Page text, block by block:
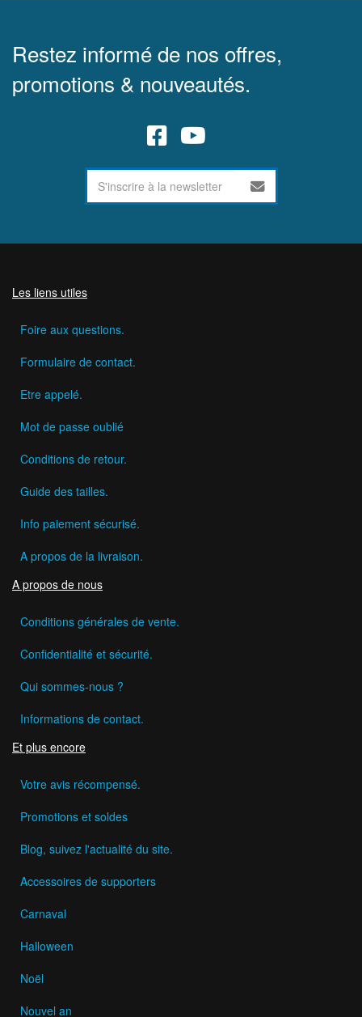
Restez informé de nos offres,
promotions & nouveautés.
Les liens utiles
Foire aux questions.
Formulaire de contact.
Etre appelé.
Mot de passe oublié
Conditions de retour.
Guide des tailles.
Info paiement sécurisé.
A propos de la livraison.
A propos de nous
Conditions générales de vente.
Confidentialité et sécurité.
Qui sommes-nous ?
Informations de contact.
Et plus encore
Votre avis récompensé.
Promotions et soldes
Blog, suivez l'actualité du site.
Accessoires de supporters
Carnaval
Halloween
Noël
Nouvel an